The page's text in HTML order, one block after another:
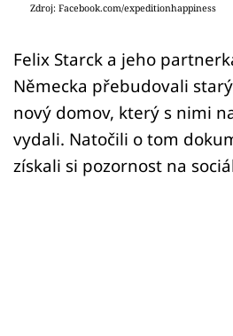
Zdroj: Facebook.com/expeditionhappiness
Felix Starck a jeho
Německa přebudovali
nový domov, který s nimi
vydali. Natočili o tom
získali si pozornost na